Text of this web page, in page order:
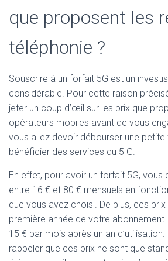
que proposent les
téléphonie ?
Souscrire à un forfait 5G est un
considérable. Pour cette raison
jeter un coup d’œil sur les prix que
opérateurs mobiles avant de vous
vous allez devoir débourser une
bénéficier des services du 5 G.
En effet, pour avoir un forfait 5G, vous
entre 16 € et 80 € mensuels en
que vous avez choisi. De plus, ces
première année de votre
15 € par mois après un an
rappeler que ces prix ne sont que